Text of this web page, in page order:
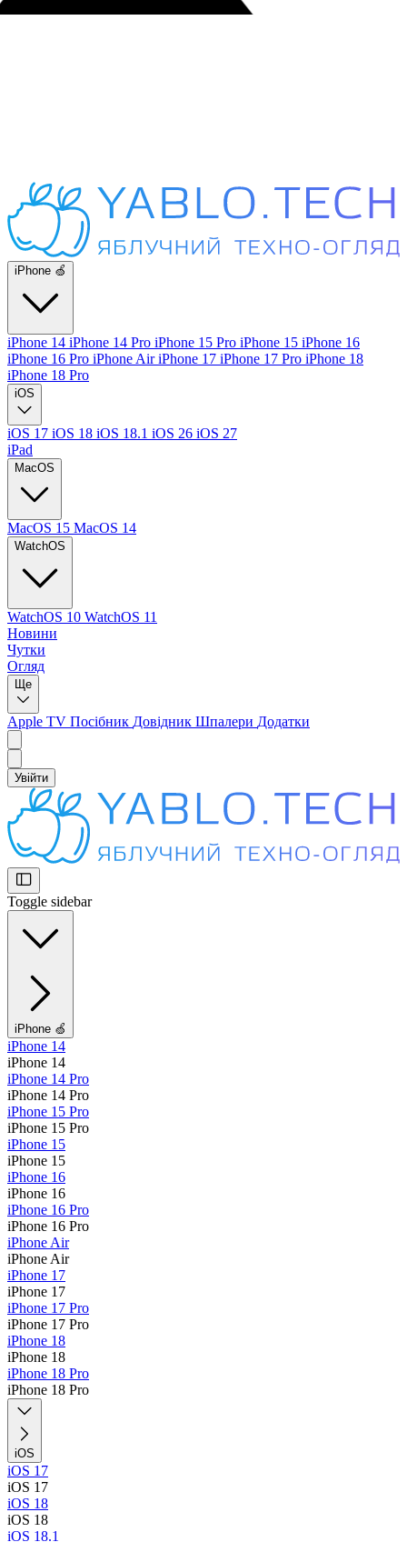
iPhone 🍏
iPhone 14 iPhone 14 Pro iPhone 15 Pro iPhone 15 iPhone 16
iPhone 16 Pro iPhone AiriPhone 17 iPhone 17 Pro iPhone 18
iPhone 18 Pro
iOS
iOS 17 iOS 18 iOS 18.1 iOS 26 iOS 27
iPad
MacOS
MacOS 15 MacOS 14
WatchOS
WatchOS 10 WatchOS 11
Новини
Чутки
Огляд
Ще
Apple TV Посібник Довідник Шпалери Додатки
Увійти
Toggle sidebar
iPhone 🍏
iPhone 14
iPhone 14
iPhone 14 Pro
iPhone 14 Pro
iPhone 15 Pro
iPhone 15 Pro
iPhone 15
iPhone 15
iPhone 16
iPhone 16
iPhone 16 Pro
iPhone 16 Pro
iPhone Air
iPhone Air
iPhone 17
iPhone 17
iPhone 17 Pro
iPhone 17 Pro
iPhone 18
iPhone 18
iPhone 18 Pro
iPhone 18 Pro
iOS
iOS 17
iOS 17
iOS 18
iOS 18
iOS 18.1